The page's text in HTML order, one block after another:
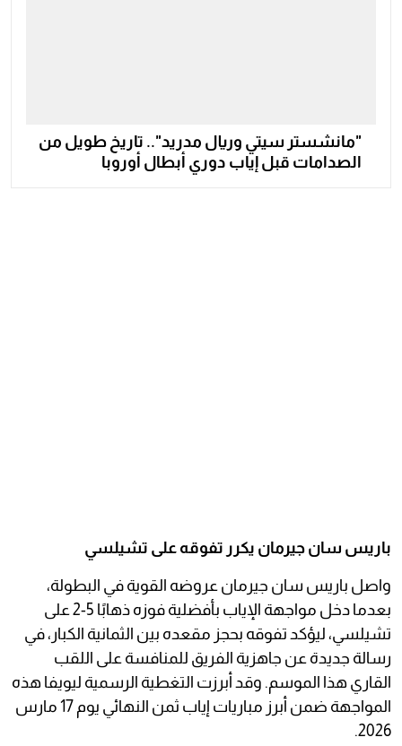
"مانشستر سيتي وريال مدريد".. تاريخ طويل من
الصدامات قبل إياب دوري أبطال أوروبا
باريس سان جيرمان يكرر تفوقه على تشيلسي
واصل باريس سان جيرمان عروضه القوية في البطولة،
بعدما دخل مواجهة الإياب بأفضلية فوزه ذهابًا 5-2 على
تشيلسي، ليؤكد تفوقه بحجز مقعده بين الثمانية الكبار، في
رسالة جديدة عن جاهزية الفريق للمنافسة على اللقب
القاري هذا الموسم. وقد أبرزت التغطية الرسمية ليويفا هذه
المواجهة ضمن أبرز مباريات إياب ثمن النهائي يوم 17 مارس
2026.